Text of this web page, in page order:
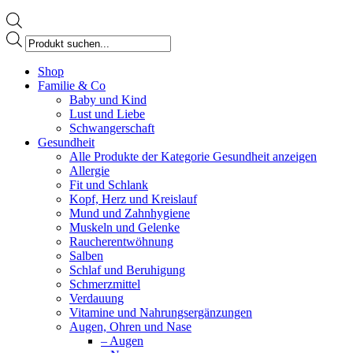
Products
search
page
opens
Shop
Familie & Co
Baby und Kind
Lust und Liebe
Schwangerschaft
Gesundheit
Alle Produkte der Kategorie Gesundheit anzeigen
Allergie
Fit und Schlank
Kopf, Herz und Kreislauf
Mund und Zahnhygiene
Muskeln und Gelenke
Raucherentwöhnung
Salben
Schlaf und Beruhigung
Schmerzmittel
Verdauung
Vitamine und Nahrungsergänzungen
Augen, Ohren und Nase
– Augen